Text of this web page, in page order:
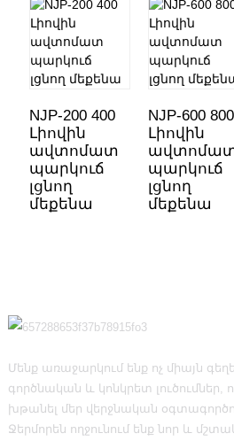
NJP-200 400
Լիովին
ավտոմատ
պարկուճ
լցնող
մեքենա
NJP-600 800
Լիովին
պարկուճ
լցնող
մեքենա
Մենք առաջարկում ենք ոչ միայն
գործնական և կոնկրետ
խթանել մեր վերջնական
Ջերմորեն ողջունում ենք նոր և